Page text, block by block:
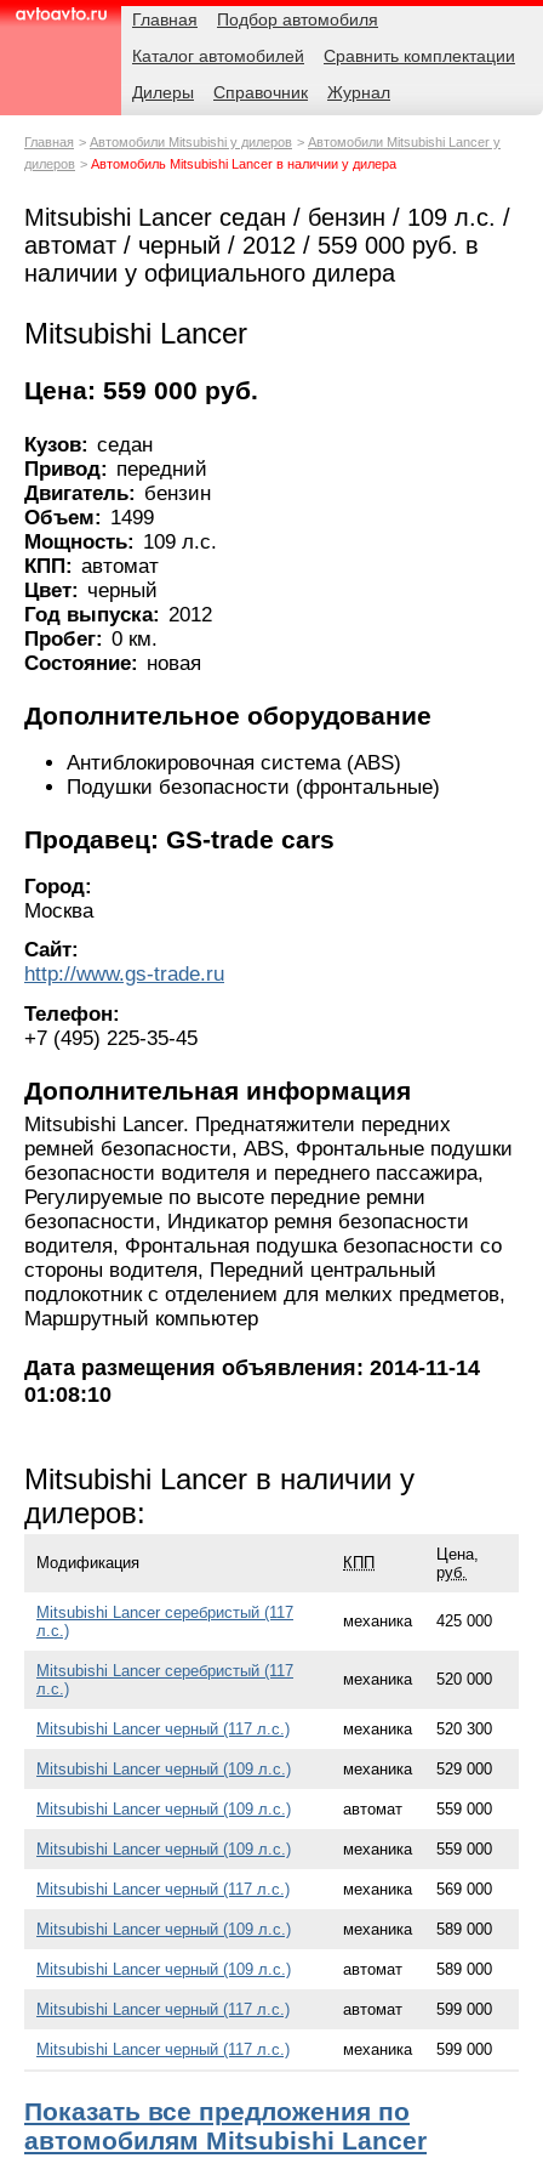
AvtoAvto.ru
Навигация Главная
Подбор автомобиля
Каталог автомобилей
Сравнить комплектации
Дилеры
Справочник Журнал
Родительские
Главная Автомобили Mitsubishi у дилеров
Автомобили Mitsubishi Lancer у
дилеров
Автомобиль Mitsubishi Lancer в наличии у дилера
Mitsubishi Lancer седан / бензин / 109 л.с. /
автомат / черный / 2012 / 559 000 руб. в
наличии у официального дилера
Mitsubishi Lancer
Цена: 559 000 руб.
Кузов: седан
Привод: передний
Двигатель: бензин
Объем: 1499
Мощность: 109 л.с.
КПП: автомат
Цвет: черный
Год выпуска: 2012
Пробег: 0 км.
Состояние: новая
Дополнительное оборудование
Антиблокировочная система (ABS)
Подушки безопасности (фронтальные)
Продавец: GS-trade cars
Город:
Москва
Сайт:
http://www.gs-trade.ru
Телефон:
+7 (495) 225-35-45
Дополнительная информация
Mitsubishi Lancer. Преднатяжители передних
ремней безопасности, ABS, Фронтальные подушки
безопасности водителя и переднего пассажира,
Регулируемые по высоте передние ремни
безопасности, Индикатор ремня безопасности
водителя, Фронтальная подушка безопасности со
стороны водителя, Передний центральный
подлокотник с отделением для мелких предметов,
Маршрутный компьютер
Дата размещения объявления: 2014-11-14
01:08:10
Mitsubishi Lancer в наличии у
дилеров:
Модификация КПП
Цена,
руб.
Mitsubishi Lancer серебристый (117
л.с.)
механика 425 000
Mitsubishi Lancer серебристый (117
л.с.)
механика 520 000
Mitsubishi Lancer черный (117 л.с.) механика 520 300
Mitsubishi Lancer черный (109 л.с.) механика 529 000
Mitsubishi Lancer черный (109 л.с.) автомат 559 000
Mitsubishi Lancer черный (109 л.с.) механика 559 000
Mitsubishi Lancer черный (117 л.с.) механика 569 000
Mitsubishi Lancer черный (109 л.с.) механика 589 000
Mitsubishi Lancer черный (109 л.с.) автомат 589 000
Mitsubishi Lancer черный (117 л.с.) автомат 599 000
Mitsubishi Lancer черный (117 л.с.) механика 599 000
Показать все предложения по
автомобилям Mitsubishi Lancer